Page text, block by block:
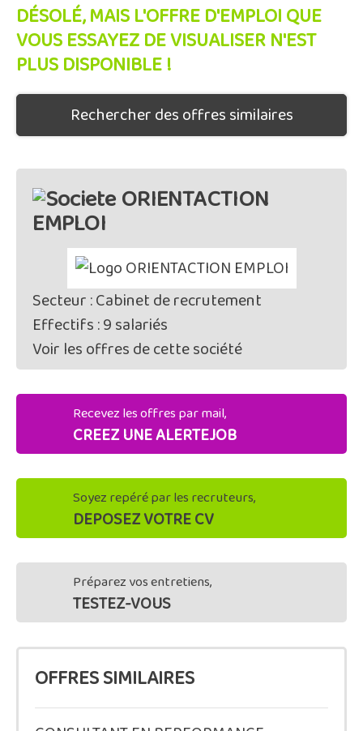
DÉSOLÉ, MAIS L'OFFRE D'EMPLOI QUE
VOUS ESSAYEZ DE VISUALISER N'EST
PLUS DISPONIBLE !
Rechercher des offres similaires
ORIENTACTION
EMPLOI
Secteur : Cabinet de recrutement
Effectifs : 9 salariés
Voir les offres de cette société
Recevez les offres par mail,
CREEZ UNE ALERTEJOB
Soyez repéré par les recruteurs,
DEPOSEZ VOTRE CV
Préparez vos entretiens,
TESTEZ-VOUS
OFFRES SIMILAIRES